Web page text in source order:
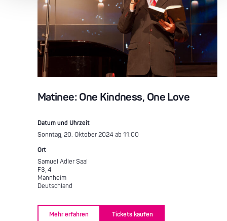
Matinee: One Kindness, One Love
Datum und Uhrzeit
Sonntag, 20. Oktober 2024 ab 11:00
Ort
Samuel Adler Saal
F3, 4
Mannheim
Deutschland
Mehr erfahren Tickets kaufen